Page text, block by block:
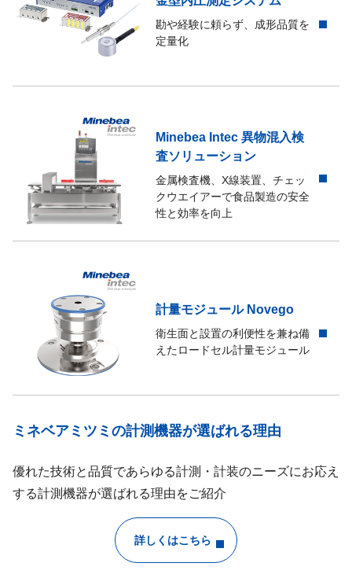
勘や経験に頼らず、成形品質を
定量化
Minebea Intec 異物混入検
査ソリューション
金属検査機、X線装置、チェッ
クウエイアーで食品製造の安全
性と効率を向上
計量モジュール Novego
衛生面と設置の利便性を兼ね備
えたロードセル計量モジュール
ミネベアミツミの計測機器が選ばれる理由
優れた技術と品質であらゆる計測・計装のニーズにお応え
する計測機器が選ばれる理由をご紹介
詳しくはこちら